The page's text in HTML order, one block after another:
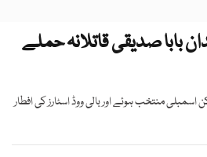
بابا صدیقی قاتلانہ حملے
1999 سے 2009 تک رکن اسمبلی منتخب ہوئے اور بالی ووڈ اسٹارز کی افطار